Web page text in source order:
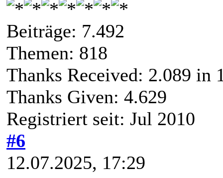
Beiträge: 7.492
Themen: 818
Thanks Received: 2.089 in
Thanks Given: 4.629
Registriert seit: Jul 2010
#6
12.07.2025, 17:29